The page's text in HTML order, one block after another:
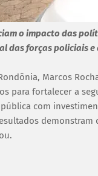
o impacto das
das forças policiais
Marcos
para fortalecer a
com